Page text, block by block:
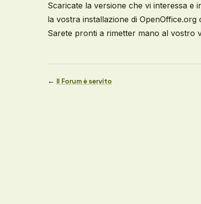
Scaricate la versione che vi interessa e
la vostra installazione di OpenOffice.org
Sarete pronti a rimetter mano al vostro
← Il Forum è servito